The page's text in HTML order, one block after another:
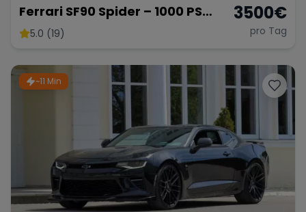
Ferrari SF90 Spider – 1000 PS
Supersportwagen
5.0 (19)
3500€
pro Tag
~11 Min